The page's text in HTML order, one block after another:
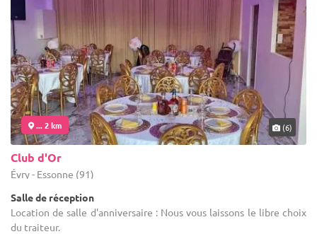
... 2 km (6)
Club d'Or
Évry - Essonne (91)
Salle de réception
Location de salle d'anniversaire : Nous vous laissons le libre choix
du traiteur.